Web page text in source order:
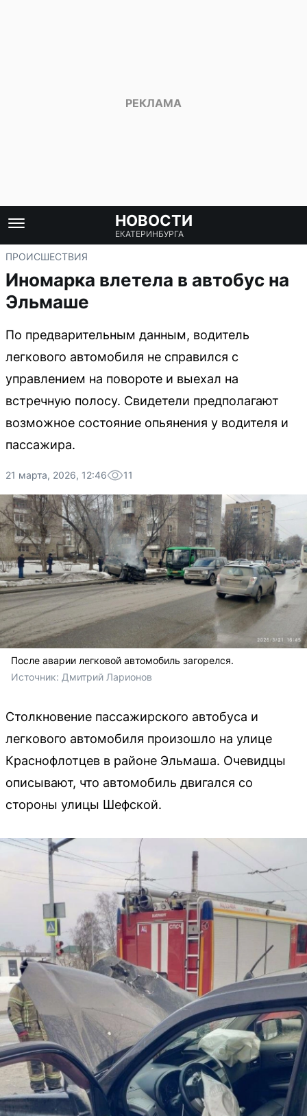
НОВОСТИ
ЕКАТЕРИНБУРГА
ПРОИСШЕСТВИЯ
Иномарка влетела в автобус на
Эльмаше
По предварительным данным, водитель
легкового автомобиля не справился с
управлением на повороте и выехал на
встречную полосу. Свидетели предполагают
возможное состояние опьянения у водителя и
пассажира.
21 марта, 2026, 12:46 11
После аварии легковой автомобиль загорелся.
Источник: Дмитрий Ларионов
Столкновение пассажирского автобуса и
легкового автомобиля произошло на улице
Краснофлотцев в районе Эльмаша. Очевидцы
описывают, что автомобиль двигался со
стороны улицы Шефской.